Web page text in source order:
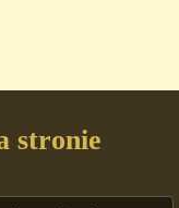
stronie